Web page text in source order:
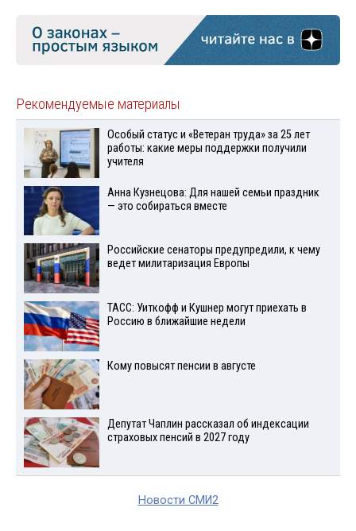
Рекомендуемые материалы
Особый статус и «Ветеран труда» за 25 лет
работы: какие меры поддержки получили
учителя
Анна Кузнецова: Для нашей семьи праздник
— это собираться вместе
Российские сенаторы предупредили, к чему
ведет милитаризация Европы
ТАСС: Уиткофф и Кушнер могут приехать в
Россию в ближайшие недели
Кому повысят пенсии в августе
Депутат Чаплин рассказал об индексации
страховых пенсий в 2027 году
Новости СМИ2